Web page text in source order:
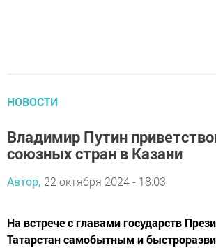
НОВОСТИ
Владимир Путин
союзных стран в Казани
Автор, 22 октября 2024 - 18:03
На встрече с главами государств
Татарстан самобытным и